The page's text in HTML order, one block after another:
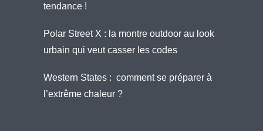
tendance !
Polar Street X : la montre outdoor au look
urbain qui veut casser les codes
Western States : comment se préparer à
l’extrême chaleur ?